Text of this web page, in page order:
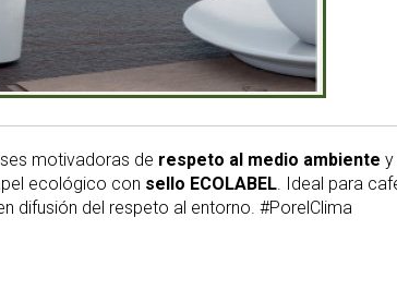
motivadoras de respeto al medio ambiente y
ecológico con sello ECOLABEL. Ideal para
difusión del respeto al entorno. #PorelClima